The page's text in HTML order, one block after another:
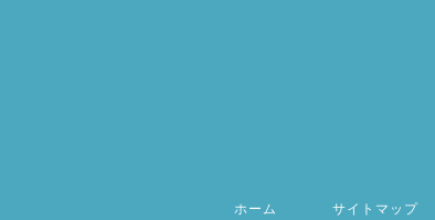
ホーム サイトマップ